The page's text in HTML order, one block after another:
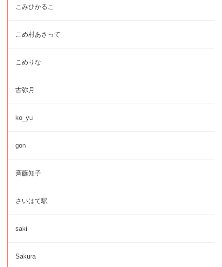
こみひかるこ
こめ村あさって
こめりな
古弥月
ko_yu
gon
斉藤知子
さいはて駅
saki
Sakura